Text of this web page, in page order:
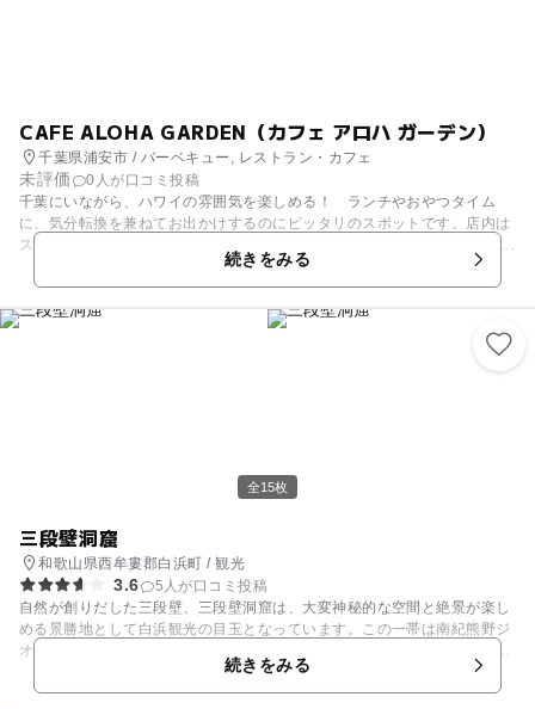
CAFE ALOHA GARDEN（カフェ アロハ ガーデン）
千葉県浦安市 / バーベキュー, レストラン・カフェ
未評価
0人が口コミ投稿
千葉にいながら、ハワイの雰囲気を楽しめる！ ランチやおやつタイム
に、気分転換を兼ねてお出かけするのにピッタリのスポットです。店内は
ステンドグラスや南国風の植物で、開放感あふれる空間。 ファミリー歓迎
ということで、子連れもゆっくり食事を楽しめるのが大きな魅力です。オ
ムライスやロコモコなど、子どもに人気のメニューがそろい、外にはブラ
ンコがあるので、子どもの遊びを見守りながら、大人はゆったりとティー
タイムも満喫できます。 また、広々としたテラス席はペット連れもOK。
京メトロ東西線の「浦安駅」から徒歩10分ほど。公園がそばにあるので、
続きをみる
全15枚
三段壁洞窟
和歌山県西牟婁郡白浜町 / 観光
3.6
5人が口コミ投稿
自然が創りだした三段壁、三段壁洞窟は、大変神秘的な空間と絶景が楽し
める景勝地として白浜観光の目玉となっています。この一帯は南紀熊野ジ
オパークとして認定され、自然の恵みを肌で感じられる場所としても知ら
れています。 その歴史は大変古く、洞窟内には数多くの歴史的建造物や
「神社仏閣の守護神」とも言われている牟婁大辯才天が安置されていま
続きをみる